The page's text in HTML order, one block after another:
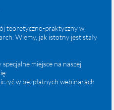
teoretyczno-praktyczny w
Wiemy, jak istotny jest stały
miejsce na naszej
w bezpłatnych webinarach